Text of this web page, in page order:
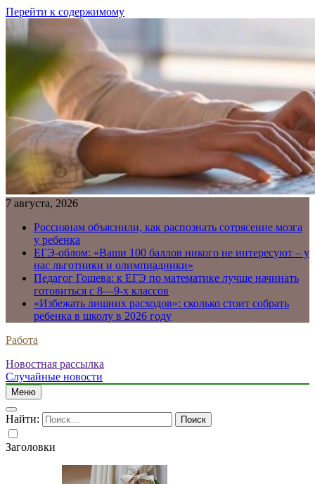
Перейти к содержимому
7 августа, 2026
Россиянам объяснили, как распознать сотрясение мозга
у ребенка
ЕГЭ-облом: «Ваши 100 баллов никого не интересуют – у
нас льготники и олимпиадники»
Педагог Гошева: к ЕГЭ по математике лучше начинать
готовиться с 8—9-х классов
«Избежать лишних расходов»: сколько стоит собрать
ребенка в школу в 2026 году
Работа
Новостная рассылка
Случайные новости
Меню
Найти:
Заголовки